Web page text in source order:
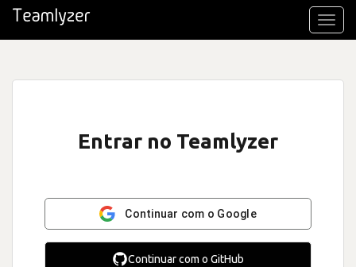
Entrar no Teamlyzer
Continuar com o Google
Continuar com o GitHub